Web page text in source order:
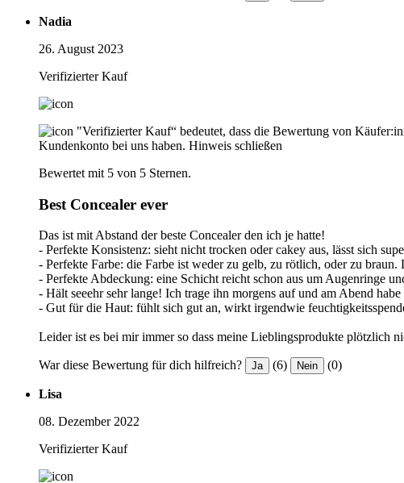
Nadia
26. August 2023
Verifizierter Kauf
"Verifizierter Kauf“ bedeutet, dass die Bewertung von
Kundenkonto bei uns haben. Hinweis schließen
Bewertet mit 5 von 5 Sternen.
Best Concealer ever
Das ist mit Abstand der beste Concealer den ich je hatte!
- Perfekte Konsistenz: sieht nicht trocken oder cakey aus, lässt sich
- Perfekte Farbe: die Farbe ist weder zu gelb, zu rötlich, oder zu
- Perfekte Abdeckung: eine Schicht reicht schon aus um Augenringe
- Hält seeehr sehr lange! Ich trage ihn morgens auf und am Abend
- Gut für die Haut: fühlt sich gut an, wirkt irgendwie
Leider ist es bei mir immer so dass meine Lieblingsprodukte plötzlich
War diese Bewertung für dich hilfreich? Ja (6) Nein (0)
Lisa
08. Dezember 2022
Verifizierter Kauf